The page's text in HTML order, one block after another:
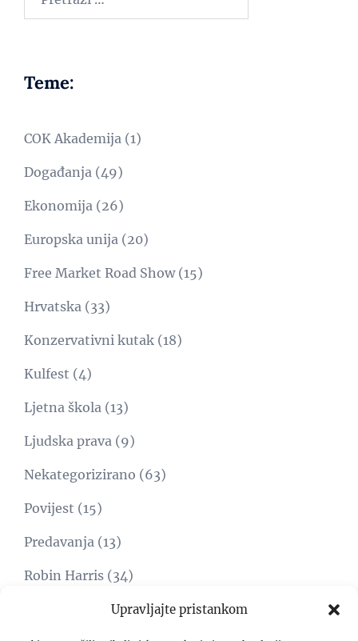
Upravljajte pristankom
Teme:
COK Akademija (1)
Događanja (49)
Ekonomija (26)
Europska unija (20)
Free Market Road Show(15)
Hrvatska (33)
Konzervativni kutak (18)
Kulfest (4)
Ljetna škola (13)
Ljudska prava (9)
Nekategorizirano (63)
Povijest (15)
Predavanja (13)
Robin Harris (34)